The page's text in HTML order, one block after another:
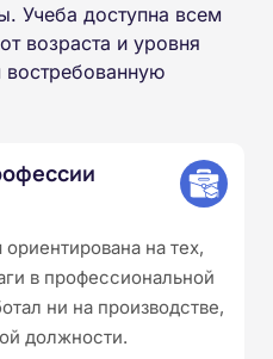
Учеба доступна всем
возраста и уровня
востребованную
на тех,
в профессиональной
ни на производстве,
должности.